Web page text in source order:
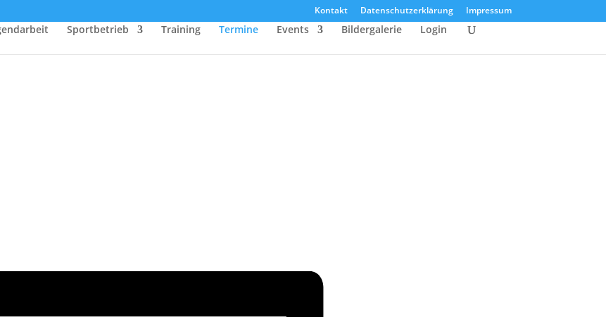
Kontakt Datenschutzerklärung Impressum
Sportbetrieb Training Termine Events Bildergalerie Login